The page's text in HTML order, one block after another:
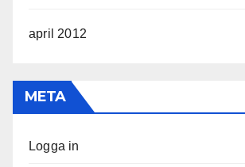
april 2012
META
Logga in